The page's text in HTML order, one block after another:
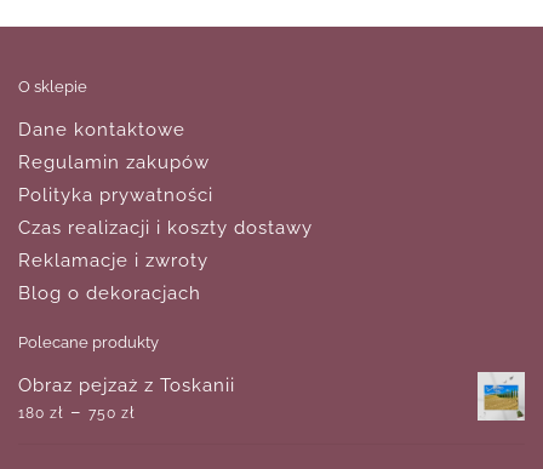
O sklepie
Dane kontaktowe
Regulamin zakupów
Polityka prywatności
Czas realizacji i koszty dostawy
Reklamacje i zwroty
Blog o dekoracjach
Polecane produkty
Obraz pejzaż z Toskanii
180 zł – 750 zł